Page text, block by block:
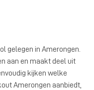
gelegen in Amerongen.
aan en maakt deel uit
kijken welke
Amerongen aanbiedt,